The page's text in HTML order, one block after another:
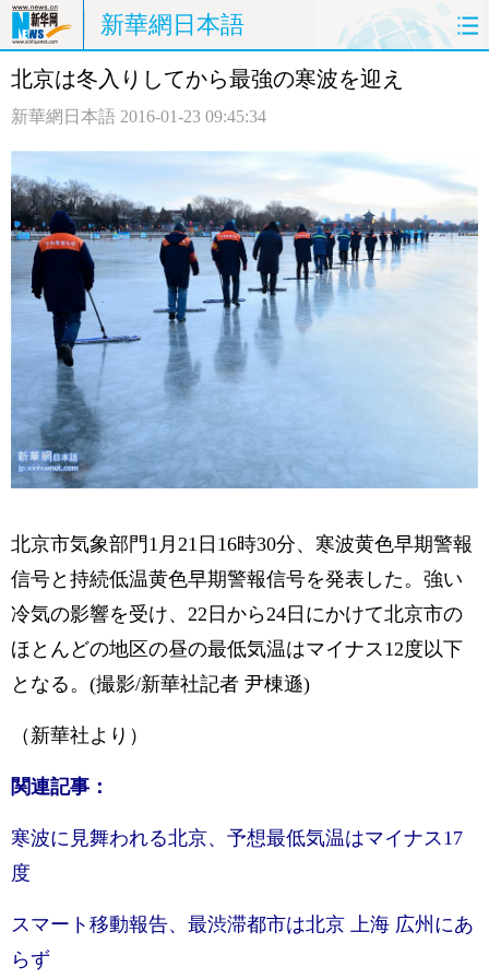
新華網日本語
ホームページ 政治 経済
観光
中日対訳
北京は冬入りしてから最強の寒波を迎え
新華網日本語 2016-01-23 09:45:34
北京市気象部門1月21日16時30分、 寒波黄色早期警報
信号と持続低温黄色早期警報信号を発表した。強い
冷気の影響を受け、22日から24日にかけて北京市の
ほとんどの地区の昼の最低気温はマイナス12度以下
となる。(撮影/新華社記者 尹棟遜)
（新華社より）
関連記事：
寒波に見舞われる北京、予想最低気温はマイナス17
度
スマート移動報告、最渋滞都市は北京 上海 広州にあ
らず